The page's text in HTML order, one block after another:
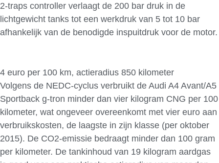
2-traps controller verlaagt de 200 bar druk in de
lichtgewicht tanks tot een werkdruk van 5 tot 10 bar
afhankelijk van de benodigde inspuitdruk voor de motor.
4 euro per 100 km, actieradius 850 kilometer
Volgens de NEDC-cyclus verbruikt de Audi A4 Avant/A5
Sportback g-tron minder dan vier kilogram CNG per 100
kilometer, wat ongeveer overeenkomt met vier euro aan
verbruikskosten, de laagste in zijn klasse (per oktober
2015). De CO2-emissie bedraagt minder dan 100 gram
per kilometer. De tankinhoud van 19 kilogram aardgas